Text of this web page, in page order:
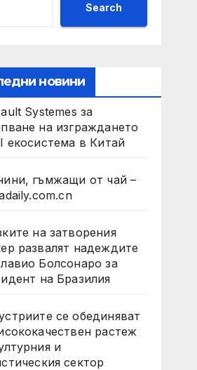
Search
новини
Systemes за
на изграждането
екосистема в Китай
гъмжащи от чай –
на затворения
развалят надеждите
Болсонаро за
на Бразилия
се обединяват
растеж
и
сектор